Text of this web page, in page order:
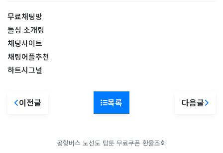
무료채팅방
돌싱 소개팅
​채팅사이트
채팅어플추천
하트시그널
이전글 목록 다음글
공항버스 노선도 탑툰 무료쿠폰 환율조회